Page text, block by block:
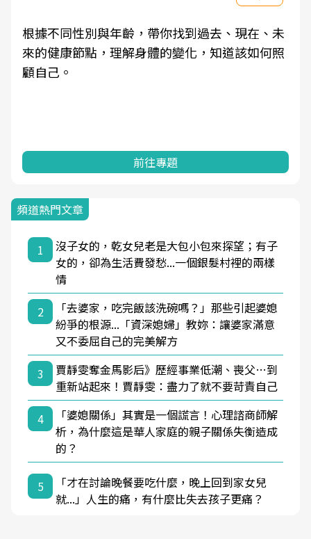
根據不同性別與年齡，帶你找到過去、現在、未
來的健康節點，理解身體的變化，知道該如何照
顧自己。
前往專題
頻道熱門文章
1
沒子女的，乾女兒老是大包小包來探望；有子
女的，卻為生活費發愁...一個銀髮村裡的兩樣
情
2
「去婆家，吃完飯該洗碗嗎？」那些引起婆媳
紛爭的根源...「資深媳婦」教妳：讓婆家滿意
又不委屈自己的完美解方
3
賈靜雯奪金馬影后》歷經事業低潮、喪父…到
重新站起來！賈靜雯：盡力了就不要苛責自己
4
「婆媳關係」其實是一個謊言！心理諮商師解
析，為什麼這是華人家庭的親子關係失衡造成
的？
5
「才在討論晚餐要吃什麼，晚上回到家女兒
就...」人生的痛，有什麼比失去孩子更痛？